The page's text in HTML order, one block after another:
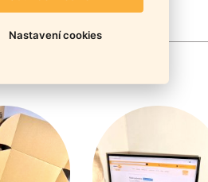
Nastavení cookies